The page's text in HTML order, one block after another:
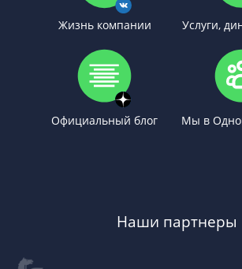
Жизнь компании Услуги,
Официальный блог Мы в
Наши партнеры